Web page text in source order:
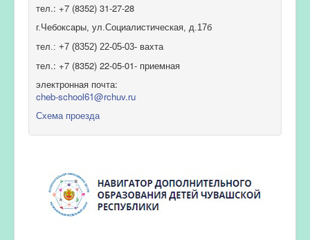
тел.: +7 (8352) 31-27-28
г.Чебоксары, ул.Социалистическая, д.17б
тел.: +7 (8352) 22-05-03- вахта
тел.: +7 (8352) 22-05-01- приемная
электронная почта:
cheb-school61@rchuv.ru
Схема проезда